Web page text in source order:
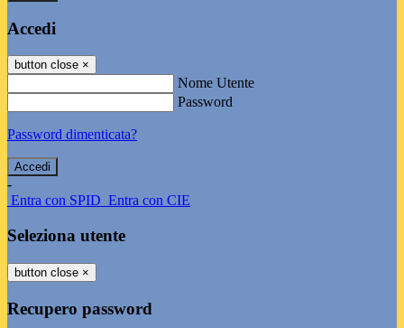
Accedi
button close ×
Nome Utente
Password
Password dimenticata?
-
Entra con SPID Entra con CIE
Seleziona utente
button close ×
Recupero password